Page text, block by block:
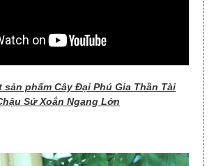
sản phẩm Cây Đại Phú Gia Thần Tài
Sứ Xoắn Ngang Lớn